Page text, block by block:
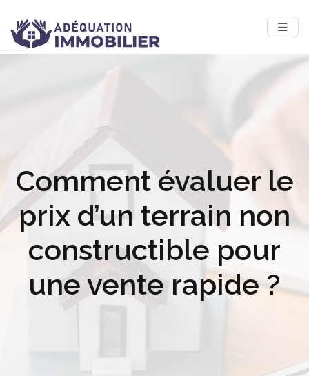
Comment évaluer le
prix d’un terrain non
constructible pour
une vente rapide ?